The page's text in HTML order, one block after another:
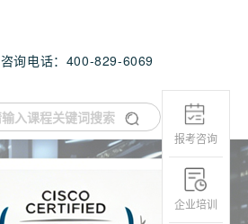
咨询电话：400-829-6069
报考咨询
企业培训